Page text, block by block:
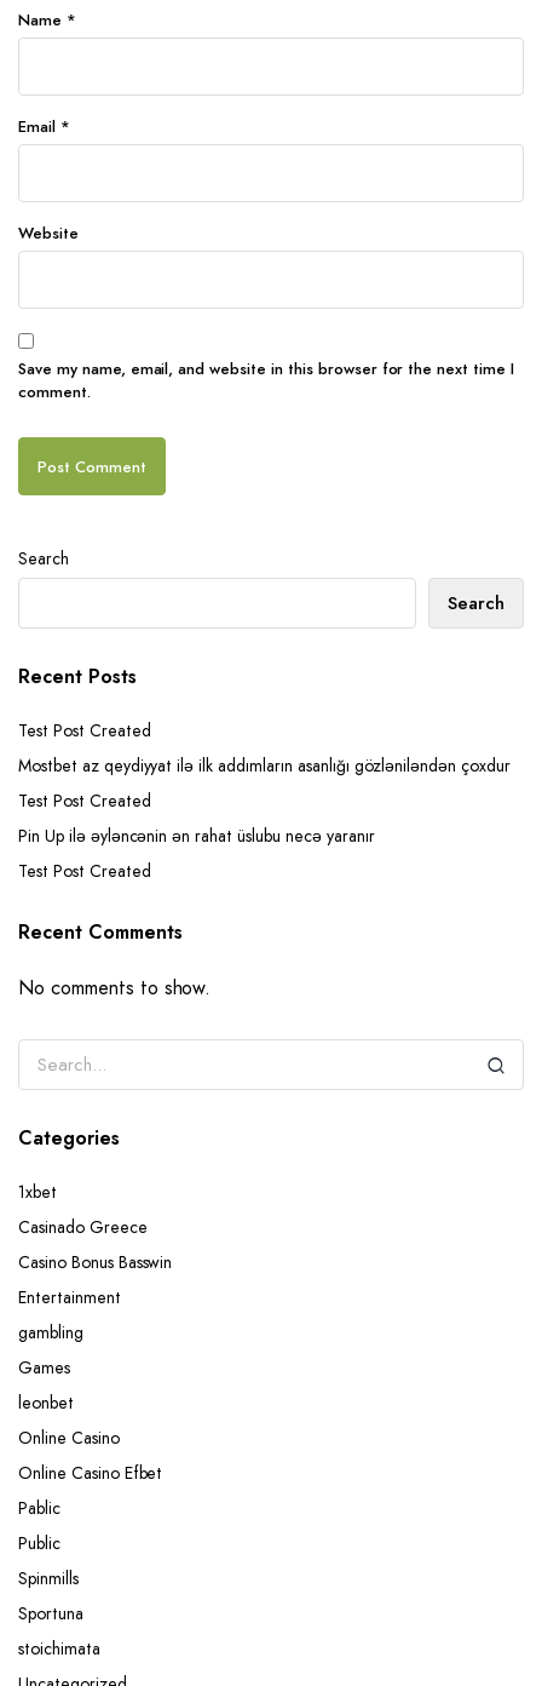
Name *
Email *
Website
Save my name, email, and website in this browser for the next time I
comment.
Search
Search
Recent Posts
Test Post Created
Mostbet az qeydiyyat ilə ilk addımların asanlığı gözləniləndən çoxdur
Test Post Created
Pin Up ilə əyləncənin ən rahat üslubu necə yaranır
Test Post Created
Recent Comments
No comments to show.
Categories
1xbet
Casinado Greece
Casino Bonus Basswin
Entertainment
gambling
Games
leonbet
Online Casino
Online Casino Efbet
Pablic
Public
Spinmills
Sportuna
stoichimata